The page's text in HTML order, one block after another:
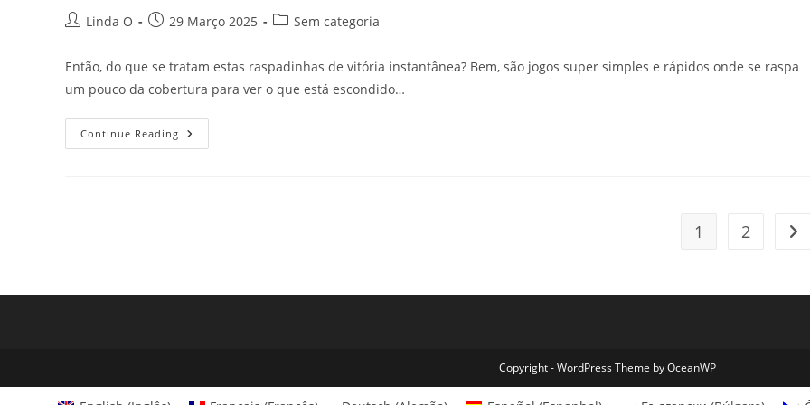
PostLinda O
Post29 Março 2025
PostSem categoria
Então, do que se tratam estas raspadinhas de vitória instantânea? Bem, são jogos super simples e rápidos onde se raspa
um pouco da cobertura para ver o que está escondido…
Continue Reading Onde
Encontrar
1 2 Go
Copyright - WordPress Theme by OceanWP